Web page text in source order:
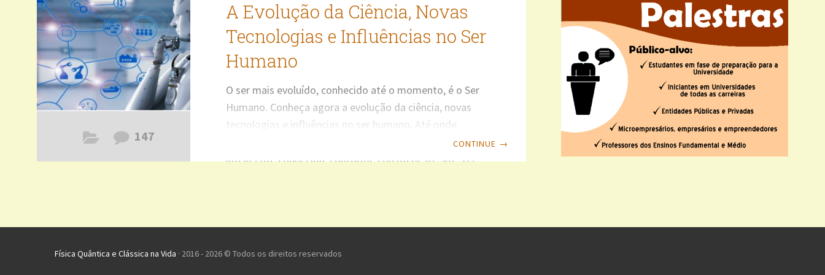
147
A Evolução da Ciência, Novas
Tecnologias e Influências no Ser
Humano
O ser mais evoluído, conhecido até o momento, é o Ser
Humano. Conheça agora a evolução da ciência, novas
tecnologias e influências no ser humano. Até onde
conhecemos, o ser humano é a forma de vida mais
inteligente conhecida, conforme consta deste site. Os
aproximadamente 300 mil anos. À medida que a
CONTINUE →
Física Quântica e Clássica na Vida · 2016 - 2026 © Todos os direitos reservados